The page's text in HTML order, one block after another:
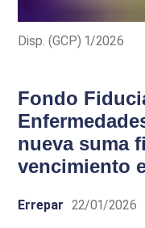
Disp. (GCP) 1/2026
Fondo
nueva suma
vencimiento
Errepar 22/01/2026